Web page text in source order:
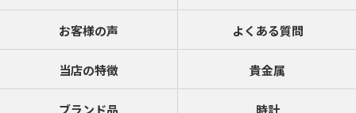
お客様の声 よくある質問
当店の特徴 貴金属
ブランド品 時計